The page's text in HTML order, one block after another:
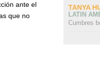
ante el
que no
TANYA
LATIN
Cumbres